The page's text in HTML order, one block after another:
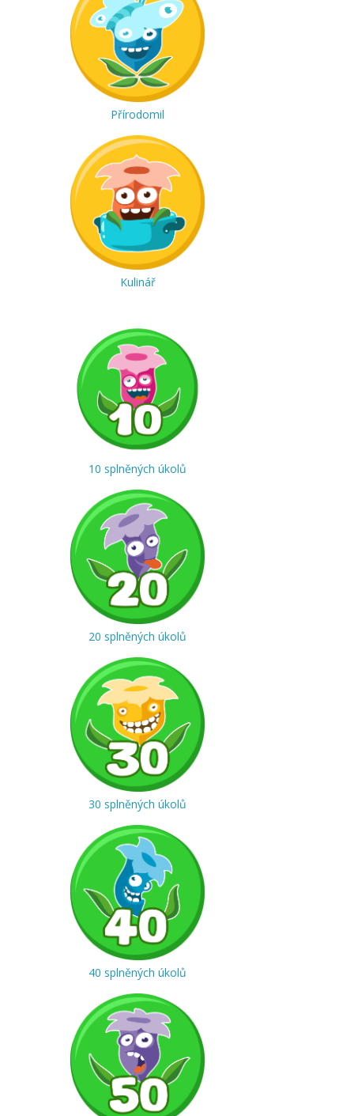
Přírodomil
Kulinář
10 splněných úkolů
20 splněných úkolů
30 splněných úkolů
40 splněných úkolů